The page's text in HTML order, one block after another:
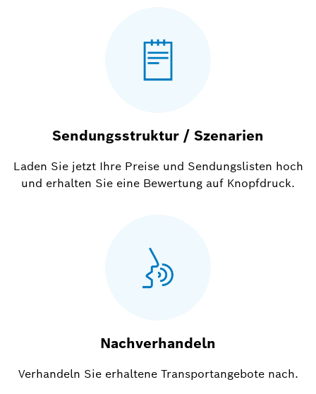
Sendungsstruktur / Szenarien
Laden Sie jetzt Ihre Preise und Sendungslisten hoch
und erhalten Sie eine Bewertung auf Knopfdruck.
Nachverhandeln
Verhandeln Sie erhaltene Transportangebote nach.